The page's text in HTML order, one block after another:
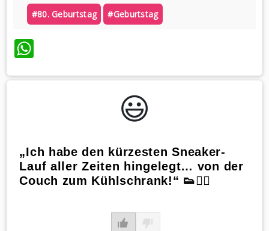
#80. Geburtstag #geburtstag
WhatsApp
😃️
„Ich habe den kürzesten Sneaker-
Lauf aller Zeiten hingelegt… von der
Couch zum Kühlschrank!“ 👟🏃‍♀️